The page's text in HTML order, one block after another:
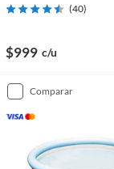
(40)
$999 c/u
comparar